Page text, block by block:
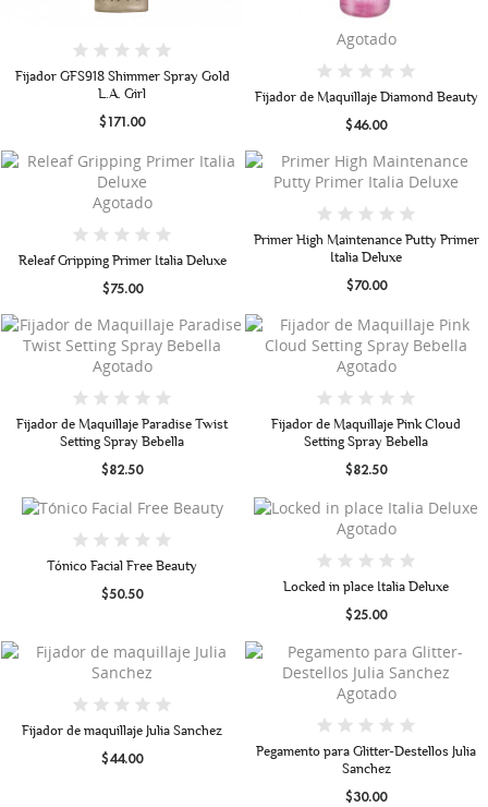
Fijador GFS918 Shimmer Spray Gold
L.A. Girl
$171.00
Agotado
Fijador de Maquillaje Diamond Beauty
$46.00
Agotado
Releaf Gripping Primer Italia Deluxe
$75.00
Primer High Maintenance Putty Primer
Italia Deluxe
$70.00
Agotado
Fijador de Maquillaje Paradise Twist
Setting Spray Bebella
$82.50
Agotado
Fijador de Maquillaje Pink Cloud
Setting Spray Bebella
$82.50
Tónico Facial Free Beauty
$50.50
Agotado
Locked in place Italia Deluxe
$25.00
Fijador de maquillaje Julia Sanchez
$44.00
Agotado
Pegamento para Glitter-Destellos Julia
Sanchez
$30.00